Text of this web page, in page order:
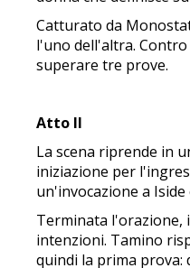
Catturato da
l'uno dell'altra.
superare tre prove.
Atto II
La scena riprende in
iniziazione per
un'invocazione a
Terminata l'orazione,
intenzioni. Tamino
quindi la prima prova: